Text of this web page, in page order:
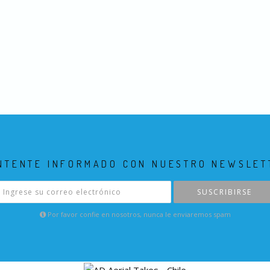
INFORMADO CON NUESTRO
SUSCRIBIRSE
Por favor confie en nosotros, nunca le enviaremos spam